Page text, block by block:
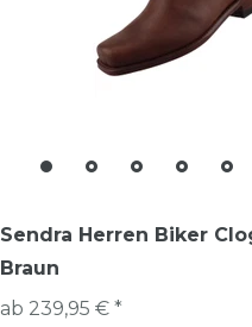
Sendra Herren Biker
Braun
ab 239,95 € *